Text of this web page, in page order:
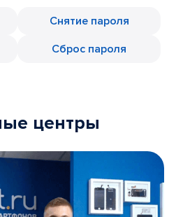
Снятие пароля
Сброс пароля
центры